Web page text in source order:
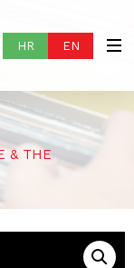
HR EN
& THE